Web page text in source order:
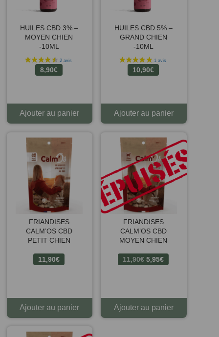
HUILES CBD 3% –
MOYEN CHIEN
-10ML
8,90€
Ajouter au panier
HUILES CBD 5% –
GRAND CHIEN
-10ML
10,90€
Ajouter au panier
FRIANDISES
CALM’OS CBD
PETIT CHIEN
11,90€
Ajouter au panier
FRIANDISES
CALM’OS CBD
MOYEN CHIEN
11,90€ Le
11,90€.
5,95€Le
5,95€.
Ajouter au panier